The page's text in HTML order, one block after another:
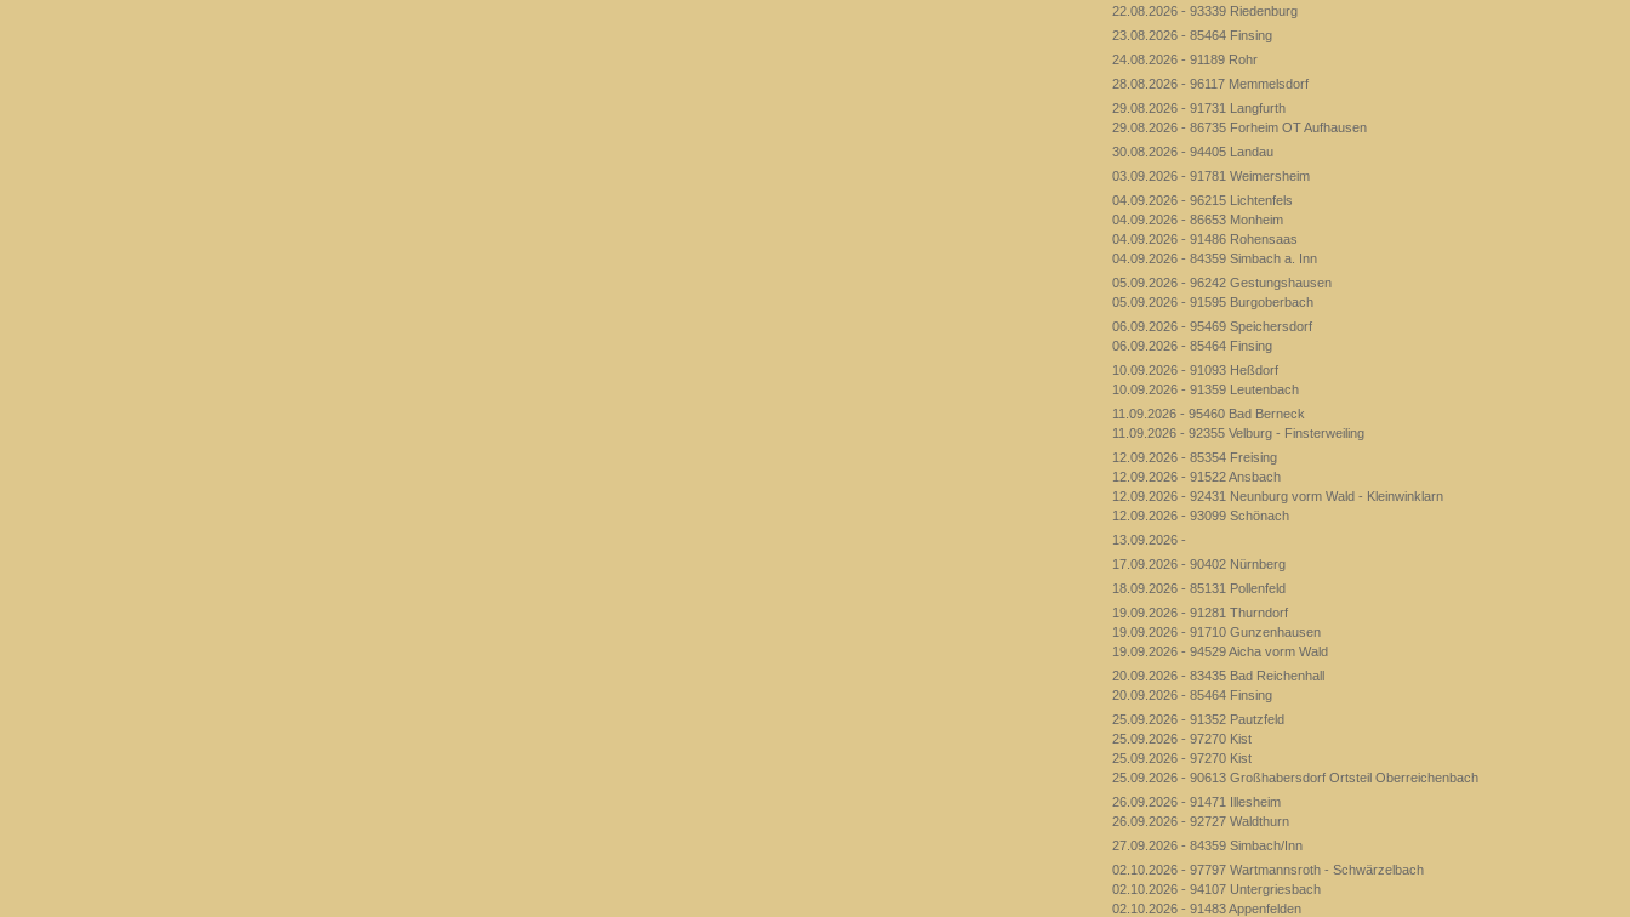
22.08.2026 - 93339 Riedenburg
23.08.2026 - 85464 Finsing
24.08.2026 - 91189 Rohr
28.08.2026 - 96117 Memmelsdorf
29.08.2026 - 91731 Langfurth
29.08.2026 - 86735 Forheim OT Aufhausen
30.08.2026 - 94405 Landau
03.09.2026 - 91781 Weimersheim
04.09.2026 - 96215 Lichtenfels
04.09.2026 - 86653 Monheim
04.09.2026 - 91486 Rohensaas
04.09.2026 - 84359 Simbach a. Inn
05.09.2026 - 96242 Gestungshausen
05.09.2026 - 91595 Burgoberbach
06.09.2026 - 95469 Speichersdorf
06.09.2026 - 85464 Finsing
10.09.2026 - 91093 Heßdorf
10.09.2026 - 91359 Leutenbach
11.09.2026 - 95460 Bad Berneck
11.09.2026 - 92355 Velburg - Finsterweiling
12.09.2026 - 85354 Freising
12.09.2026 - 91522 Ansbach
12.09.2026 - 92431 Neunburg vorm Wald - Kleinwinklarn
12.09.2026 - 93099 Schönach
13.09.2026 -
17.09.2026 - 90402 Nürnberg
18.09.2026 - 85131 Pollenfeld
19.09.2026 - 91281 Thurndorf
19.09.2026 - 91710 Gunzenhausen
19.09.2026 - 94529 Aicha vorm Wald
20.09.2026 - 83435 Bad Reichenhall
20.09.2026 - 85464 Finsing
25.09.2026 - 91352 Pautzfeld
25.09.2026 - 97270 Kist
25.09.2026 - 97270 Kist
25.09.2026 - 90613 Großhabersdorf Ortsteil Oberreichenbach
26.09.2026 - 91471 Illesheim
26.09.2026 - 92727 Waldthurn
27.09.2026 - 84359 Simbach/Inn
02.10.2026 - 97797 Wartmannsroth - Schwärzelbach
02.10.2026 - 94107 Untergriesbach
02.10.2026 - 91483 Appenfelden